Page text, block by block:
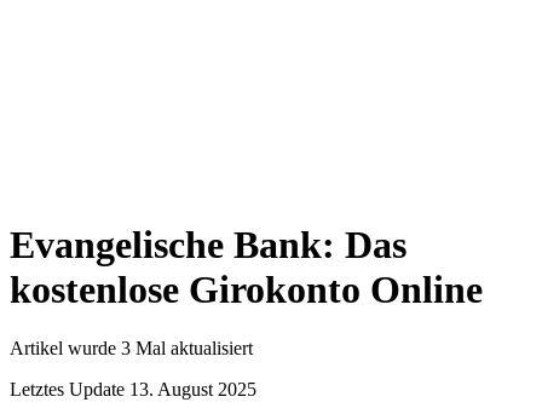
Evangelische Bank: Das
kostenlose Girokonto Online
Artikel wurde 3 Mal aktualisiert
Letztes Update 13. August 2025